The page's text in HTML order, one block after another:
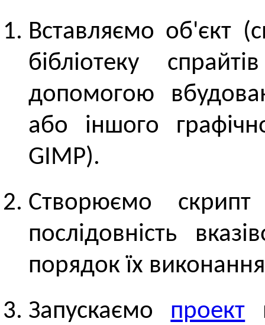
Вставляємо об'єкт
бібліотеку
допомогою
або іншого
GIMP).
Створюємо
послідовність
порядок їх
Запускаємо проект